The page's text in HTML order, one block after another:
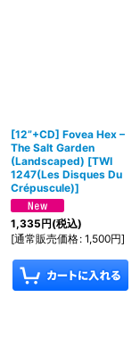
[12”+CD] Fovea Hex –
The Salt Garden
(Landscaped) [TWI
1247(Les Disques Du
Crépuscule)]
1,335円(税込)
[通常販売価格: 1,500円]